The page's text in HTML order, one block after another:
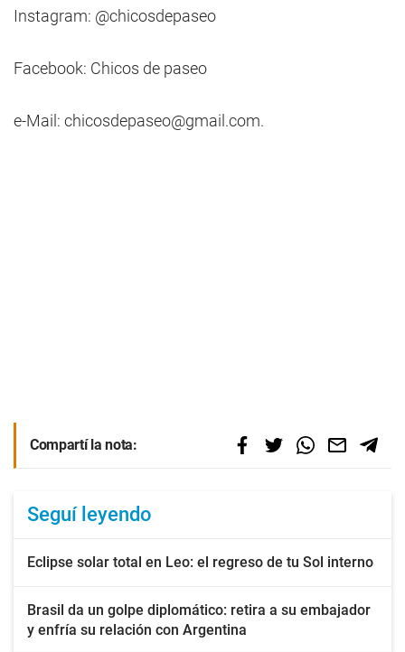
Instagram: @chicosdepaseo
Facebook: Chicos de paseo
e-Mail: chicosdepaseo@gmail.com.
Compartí la nota:
Seguí leyendo
Eclipse solar total en Leo: el regreso de tu Sol interno
Brasil da un golpe diplomático: retira a su embajador
y enfría su relación con Argentina